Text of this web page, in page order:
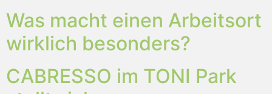
Was macht einen Arbeitsort
wirklich besonders?
CABRESSO im TONI Park